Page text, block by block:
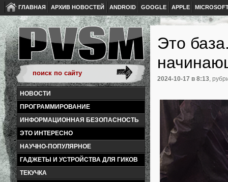
ГЛАВНАЯ АРХИВ НОВОСТЕЙ ANDROID GOOGLE APPLE
НОВОСТИ
ПРОГРАММИРОВАНИЕ
ИНФОРМАЦИОННАЯ БЕЗОПАСНОСТЬ
ЭТО ИНТЕРЕСНО
НАУЧНО-ПОПУЛЯРНОЕ
ГАДЖЕТЫ И УСТРОЙСТВА ДЛЯ ГИКОВ
ТЕКУЧКА
Это
2024-10-17 в 8:13,